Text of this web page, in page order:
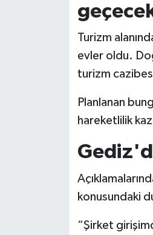
Turizm
evler oldu.
turizm
Planlanan
hareketlilik
konusundaki
“Şirket